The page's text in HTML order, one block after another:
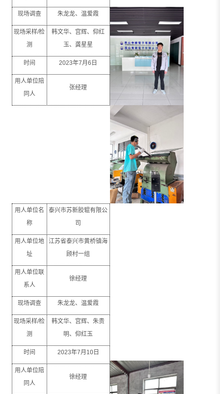
现场调查 朱龙龙、温爱霞
现场采样/检
测
韩文华、宫辉、仰红
玉、龚星星
时间 2023年7月6 日
用人单位陪
同人
张经理
用人单位名
称
泰兴市苏新胶辊有限公
司
用人单位地
址
江苏省泰兴市黄桥镇海
顾村一组
用人单位联
系人
徐经理
现场调查 朱龙龙、温爱霞
现场采样/检
测
韩文华、宫辉、朱贵
明、仰红玉
时间 2023年7月 10日
用人单位陪
同人
徐经理